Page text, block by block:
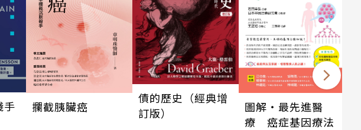
手
攔截胰臟癌
債的歷史（經典增
訂版）
圖解‧最先進醫
療 癌症基因療法